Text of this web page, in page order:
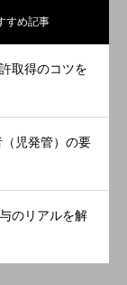
すめ記事
取得のコツを
（児発管）の要
のリアルを解